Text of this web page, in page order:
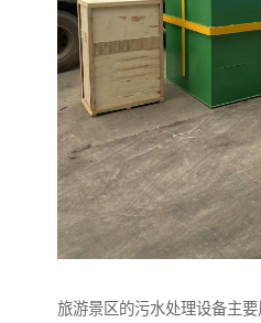
旅游景区的污水处理设备主